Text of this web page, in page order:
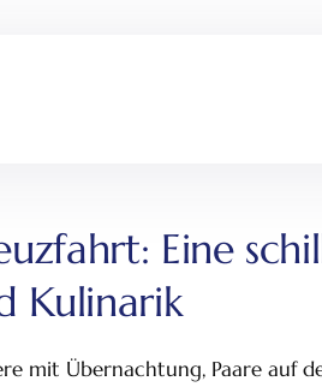
Eine
Kulinarik
mit Übernachtung, Paare auf